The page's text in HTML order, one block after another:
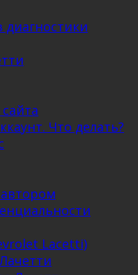
диагностики
Что делать?
Lacetti)